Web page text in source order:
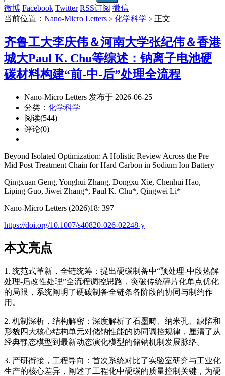
微博 Facebook Twitter RSS订阅 微信
当前位置： Nano-Micro Letters > 化学科学 > 正文
齐鲁工大李庆伟＆河南大学张纪伟＆香港
城大Paul K. Chu等综述：钠离子电池硬
碳材料构建“前-中-后”处理全流程
Nano-Micro Letters 发布于 2026-06-25
分类： 化学科学
阅读(544)
评论(0)
Beyond Isolated Optimization: A Holistic Review Across the Pre
Mid Post Treatment Chain for Hard Carbon in Sodium Ion Battery
Qingxuan Geng, Yonghui Zhang, Dongxu Xie, Chenhui Hao,
Liping Guo, Jiwei Zhang*, Paul K. Chu*, Qingwei Li*
Nano-Micro Letters (2026)18: 397
https://doi.org/10.1007/s40820-026-02248-y
本文亮点
1. 统范式革新，全链统筹：提出硬碳制备中“预处理-中段热解
处理-后改性处理”全流程调控思路，突破传统碎片化单点优化
的局限，系统阐明了硬碳制备全链条各阶段的协同与制约作
用。
2. 机制深析，结构解密：深度解析了石墨畴、纳米孔、缺陷和
形貌四大核心结构单元对储钠性能的协同调控规律，厘清了从
经典静态模型到最新动态演化模型的储钠机制发展脉络。
3. 产研衔接，工程导向：首次系统对比了实验室研究与工业化
生产的核心差异，阐述了工程化中硬碳的质量控制关键，为硬